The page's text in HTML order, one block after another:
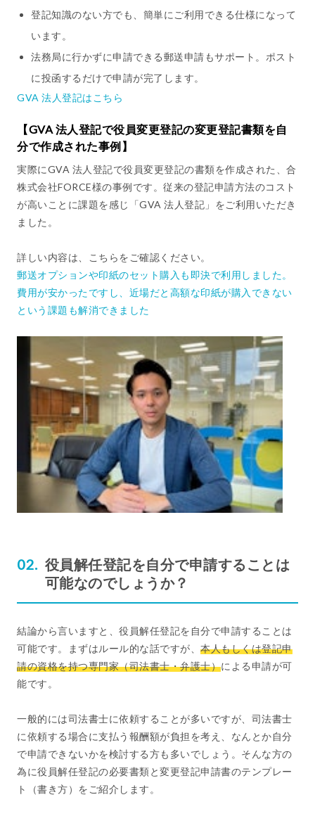
登記知識のない方でも、簡単にご利用できる仕様になって
います。
法務局に行かずに申請できる郵送申請もサポート。ポスト
に投函するだけで申請が完了します。
GVA 法人登記はこちら
【GVA 法人登記で役員変更登記の変更登記書類を自
分で作成された事例】
実際にGVA 法人登記で役員変更登記の書類を作成された、合
株式会社FORCE様の事例です。従来の登記申請方法のコスト
が高いことに課題を感じ「GVA 法人登記」をご利用いただき
ました。
詳しい内容は、こちらをご確認ください。
郵送オプションや印紙のセット購入も即決で利用しました。
費用が安かったですし、近場だと高額な印紙が購入できない
という課題も解消できました
役員解任登記を自分で申請することは
可能なのでしょうか？
結論から言いますと、役員解任登記を自分で申請することは
可能です。まずはルール的な話ですが、 本人もしくは登記申
請の資格を持つ専門家（司法書士・弁護士）による申請が可
能です。
一般的には司法書士に依頼することが多いですが、司法書士
に依頼する場合に支払う報酬額が負担を考え、なんとか自分
で申請できないかを検討する方も多いでしょう。そんな方の
為に役員解任登記の必要書類と変更登記申請書のテンプレー
ト（書き方）をご紹介します。